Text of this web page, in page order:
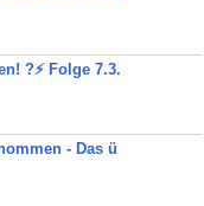
?⚡️ Folge 7.3.
- Das ü